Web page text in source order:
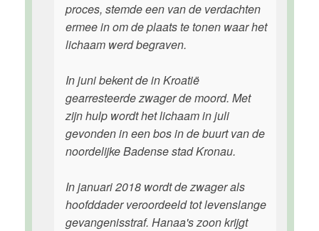
proces, stemde een van de verdachten
ermee in om de plaats te tonen waar het
lichaam werd begraven.
In juni bekent de in Kroatië
gearresteerde zwager de moord. Met
zijn hulp wordt het lichaam in juli
gevonden in een bos in de buurt van de
noordelijke Badense stad Kronau.
In januari 2018 wordt de zwager als
hoofddader veroordeeld tot levenslange
gevangenisstraf. Hanaa's zoon krijgt